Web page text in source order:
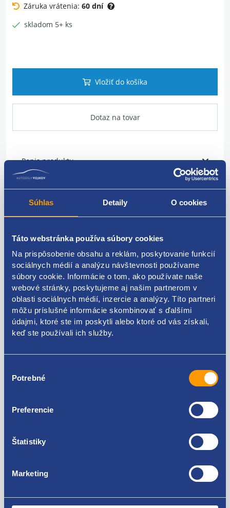
Súhlas Detaily O cookies
Táto webstránka používa súbory cookies
Na prispôsobenie obsahu a reklám, poskytovanie funkcií
sociálnych médií a analýzu návštevnosti používame
súbory cookie. Informácie o tom, ako používate naše
webové stránky, poskytujeme aj našim partnerom v
oblasti sociálnych médií, inzercie a analýzy. Títo partneri
môžu príslušné informácie skombinovať s ďalšími
údajmi, ktoré ste im poskytli alebo ktoré od vás získali,
keď ste používali ich služby.
súhlasu
Potrebné
Preferencie
Štatistiky
Marketing
Záruka vrátenia: 60 dní
skladom 5+ ks
Vložiť do košíka
Dotaz na tovar
Popis produktu
pravá predná hmlovka
Kódy produktov
8200002470
Použiteľné pre vozidlá
Renault Clio III 2005 - 2009
Renault Clio III 2009 - 2012
Renault Espace IV 2006 - 2015
Renault Laguna II 2001 - 2005
Renault Master III 2010 -
Renault Modus/G. Modus 2008 - 2012
Renault Thalia 2001 - 2008